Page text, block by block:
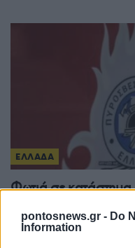
pontosnews.gr - Do
Information
ΕΛΛΑΔΑ
Φωτιά σε
προληπτικά
7/08/2026 - 11:33μμ